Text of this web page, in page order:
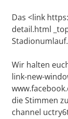
Das <link
detail.html
Wir halten
link-new-
die Stimmen
channel